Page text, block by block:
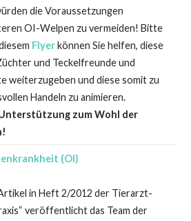
die Voraussetzungen
OI-Welpen zu vermeiden! Bitte
Flyerkönnen Sie helfen, diese
und Teckelfreunde und
weiterzugeben und diese somit zu
Handeln zu animieren.
zum Wohl der
(OI)
in Heft 2/2012 der Tierarzt-
veröffentlicht das Team der